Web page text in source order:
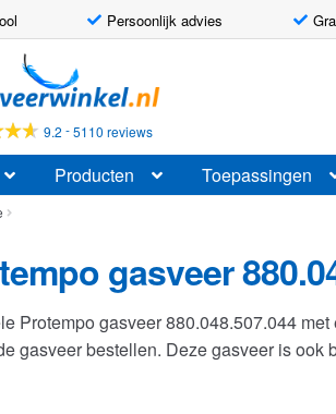
Persoonlijk advies
9.2 -5110 reviews
Producten Toepassingen
gasveer
Protempo gasveer 880.048.507.044
gasveer bestellen. Deze gasveer is